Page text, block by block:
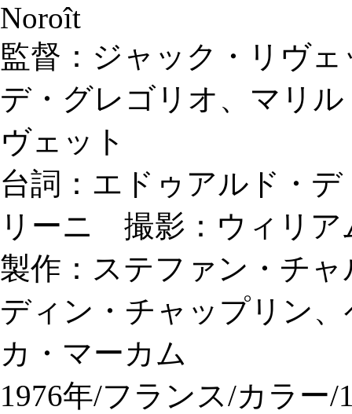
Noroît
監督：ジャック・リヴ
デ・グレゴリオ、マリ
ヴェット
台詞：エドゥアルド・
リーニ 撮影：ウィリア
製作：ステファン・チ
ディン・チャップリン
カ・マーカム
1976年/フランス/カラ